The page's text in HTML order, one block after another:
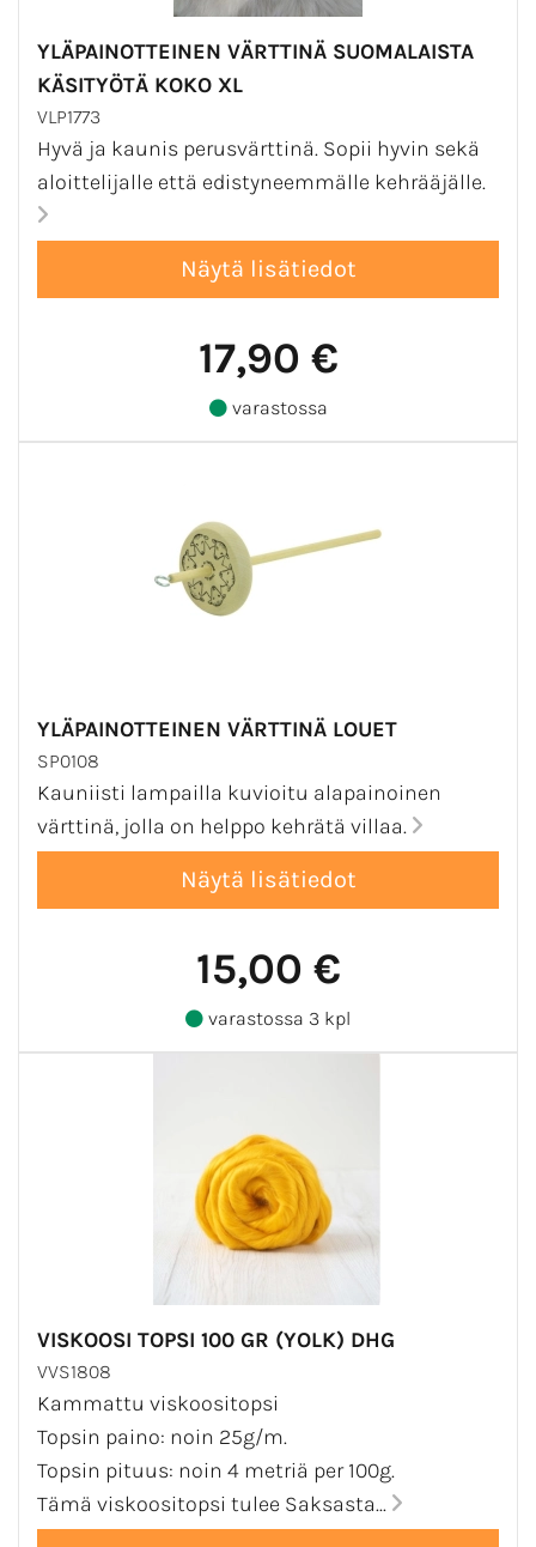
YLÄPAINOTTEINEN VÄRTTINÄ SUOMALAISTA
KÄSITYÖTÄ KOKO XL
VLP1773
Hyvä ja kaunis perusvärttinä. Sopii hyvin sekä
aloittelijalle että edistyneemmälle kehrääjälle.
17,90 €
varastossa
YLÄPAINOTTEINEN VÄRTTINÄ LOUET
SP0108
Kauniisti lampailla kuvioitu alapainoinen
värttinä, jolla on helppo kehrätä villaa.
15,00 €
varastossa 3 kpl
VISKOOSI TOPSI 100 GR (YOLK) DHG
VVS1808
Kammattu viskoositopsi
Topsin paino: noin 25g/m.
Topsin pituus: noin 4 metriä per 100g.
Tämä viskoositopsi tulee Saksasta...